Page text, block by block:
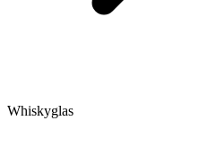
Whiskyglas